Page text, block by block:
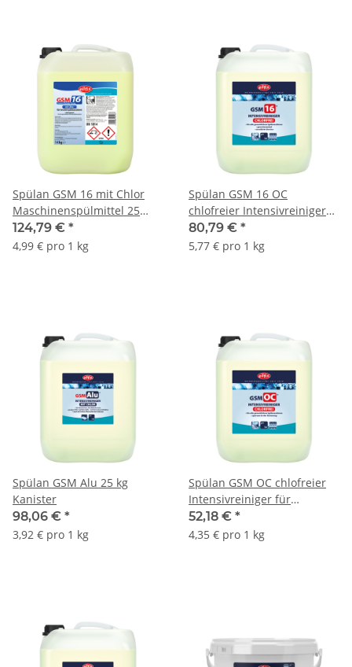
Spülan GSM 16 mit Chlor
Maschinenspülmittel 25
kg/Kanister
124,79 € *
4,99 € pro 1 kg
Spülan GSM 16 OC
chlofreier Intensivreiniger
für Spülmaschinen 14
kg/Kanister
80,79 € *
5,77 € pro 1 kg
Spülan GSM Alu 25 kg
Kanister
98,06 € *
3,92 € pro 1 kg
Spülan GSM OC chlofreier
Intensivreiniger für
Spülmaschinen 12 kg
Kanister
52,18 € *
4,35 € pro 1 kg